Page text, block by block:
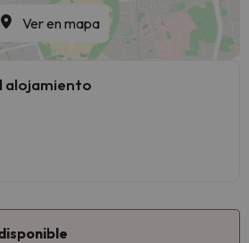
Ver en mapa
alojamiento